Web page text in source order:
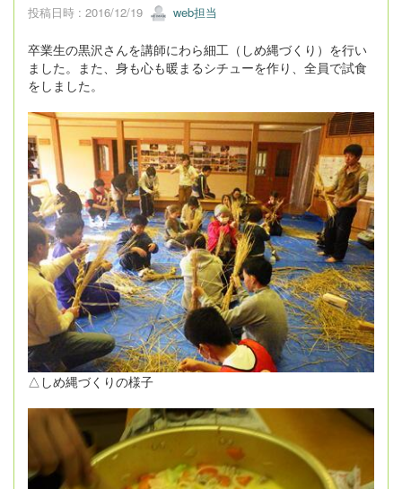
投稿日時 : 2016/12/19 web担当
卒業生の黒沢さんを講師にわら細工（しめ縄づくり）を行い
ました。また、身も心も暖まるシチューを作り、全員で試食
をしました。
△しめ縄づくりの様子